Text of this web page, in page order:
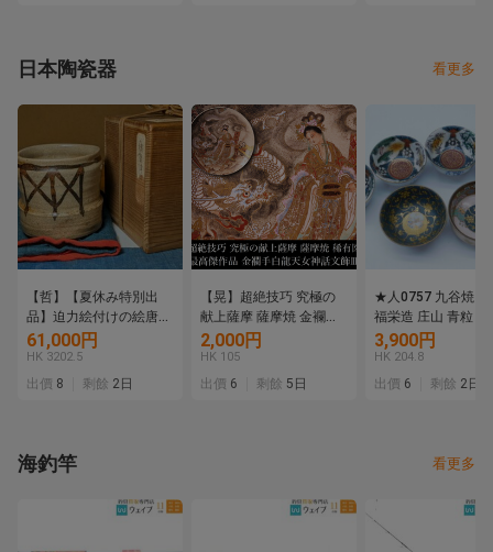
日本陶瓷器 看更多
【哲】【夏休み特別出
品】迫力絵付けの絵唐津
筒茶碗（伝世・桃山時
代）
61,000円
HK 3202.5
出價 8 剩餘 2日
【晃】超絶技巧 究極の
献上薩摩 薩摩焼 金襴手
色絵金彩 白龍天女神話
文皿 飾皿 径24.3cm 細
密画の極み 美術品 FI014
2,000円
HK 105
出價 6 剩餘 5日
★人0757 九谷焼 盃
福栄造 庄山 青粒 染
絵 山水 酒器 酒盃
ぐい呑 まとめて 九
92607301
3,900円
HK 204.8
出價 6 剩餘 2日
海釣竿 看更多